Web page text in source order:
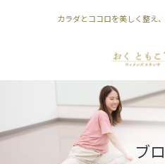
カラダとココロを美しく整え
ブ